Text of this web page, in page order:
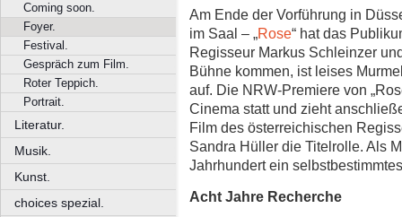
Coming soon.
Foyer.
Festival.
Gespräch zum Film.
Roter Teppich.
Portrait.
Literatur.
Musik.
Kunst.
choices spezial.
Am Ende der Vorführung in
im Saal – „Rose“ hat das
Regisseur Markus Schleinzer
Bühne kommen, ist leises
auf. Die NRW-Premiere von
Cinema statt und zieht
Film des österreichischen
Sandra Hüller die Titelrolle. Als
Jahrhundert ein
Acht Jahre Recherche